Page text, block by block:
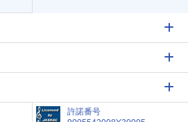
許諾番号